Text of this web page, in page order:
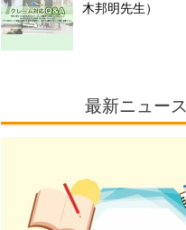
木邦明先生）
最新ニュース